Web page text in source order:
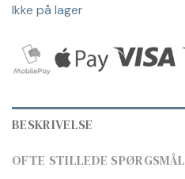
Ikke på lager
BESKRIVELSE
OFTE STILLEDE SPØRGSMÅL